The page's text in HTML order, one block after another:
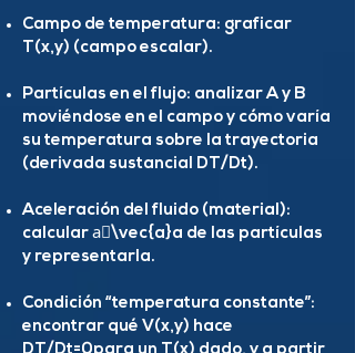
Campo de temperatura: graficar
T(x,y) (campo escalar).
Partículas en el flujo: analizar A y B
moviéndose en el campo y cómo varía
su temperatura sobre la trayectoria
(derivada sustancial DT/Dt).
Aceleración del fluido (material):
calcular a⃗\vec{a}a de las partículas
y representarla.
Condición “temperatura constante”:
encontrar qué V(x,y) hace